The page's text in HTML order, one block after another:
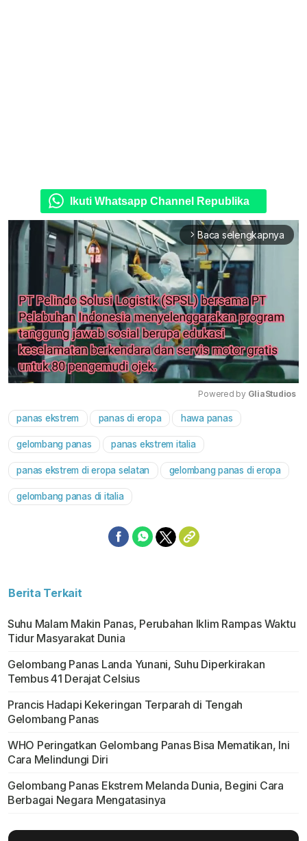
Ikuti Whatsapp Channel Republika
arrow_forward_ios Baca selengkapnya
Powered by GliaStudios
panas ekstrem panas di eropa hawa panas
gelombang panas panas ekstrem italia
panas ekstrem di eropa selatan gelombang panas di eropa
gelombang panas di italia
Berita Terkait
Suhu Malam Makin Panas, Perubahan Iklim Rampas Waktu
Tidur Masyarakat Dunia
Gelombang Panas Landa Yunani, Suhu Diperkirakan
Tembus 41 Derajat Celsius
Prancis Hadapi Kekeringan Terparah di Tengah
Gelombang Panas
WHO Peringatkan Gelombang Panas Bisa Mematikan, Ini
Cara Melindungi Diri
Gelombang Panas Ekstrem Melanda Dunia, Begini Cara
Berbagai Negara Mengatasinya